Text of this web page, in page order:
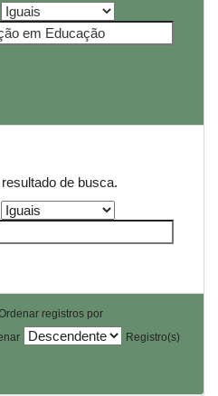
de busca.
registros por
Registro(s)